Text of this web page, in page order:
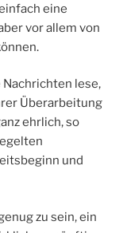
eine
vor allem von
Nachrichten lese,
Überarbeitung
ehrlich, so
und
zu sein, ein